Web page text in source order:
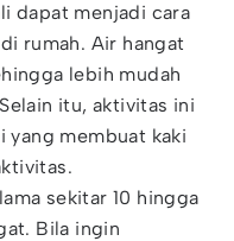
dapat menjadi cara
rumah. Air hangat
lebih mudah
itu, aktivitas ini
yang membuat kaki
sekitar 10 hingga
Bila ingin